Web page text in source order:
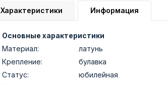
Характеристики Информация
Основные характеристики
Материал:
латунь
Крепление:
булавка
Статус:
юбилейная